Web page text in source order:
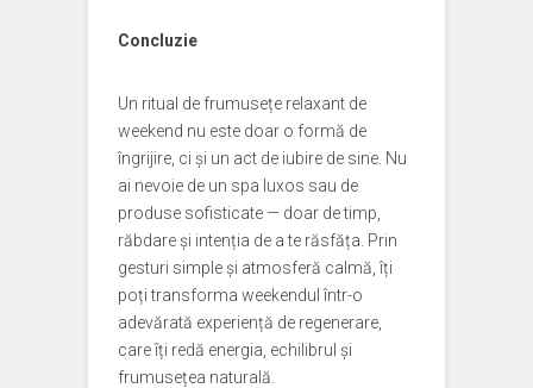
Concluzie
Un ritual de frumusețe relaxant de
weekend nu este doar o formă de
îngrijire, ci și un act de iubire de sine. Nu
ai nevoie de un spa luxos sau de
produse sofisticate — doar de timp,
răbdare și intenția de a te răsfăța. Prin
gesturi simple și atmosferă calmă, îți
poți transforma weekendul într-o
adevărată experiență de regenerare,
care îți redă energia, echilibrul și
frumusețea naturală.